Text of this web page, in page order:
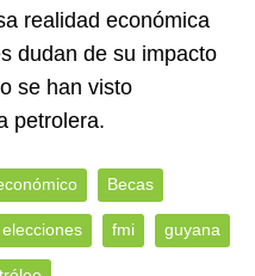
realidad económica
dudan de su impacto
se han visto
petrolera.
Becas
elecciones fmi guyana